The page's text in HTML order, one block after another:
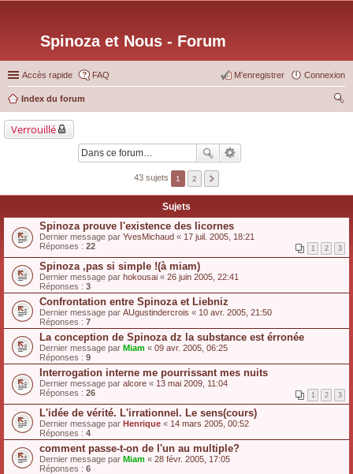
Spinoza et Nous - Forum
Accès rapide FAQ Connexion
M’enregistrer
Index du forum
Verrouillé
43 sujets 1 2
Sujets
Spinoza prouve l'existence des licornes
Dernier message par YvesMichaud « 17 juil. 2005, 18:21
Réponses : 22 1 2 3
Spinoza ,pas si simple !(à miam)
Dernier message par hokousai « 26 juin 2005, 22:41
Réponses : 3
Confrontation entre Spinoza et Liebniz
Dernier message par AUgustindercrois « 10 avr. 2005, 21:50
Réponses : 7
La conception de Spinoza dz la substance est érronée
Dernier message par Miam « 09 avr. 2005, 06:25
Réponses : 9
Interrogation interne me pourrissant mes nuits
Dernier message par alcore « 13 mai 2009, 11:04
Réponses : 26 1 2 3
L'idée de vérité. L'irrationnel. Le sens(cours)
Dernier message par Henrique « 14 mars 2005, 00:52
Réponses : 4
comment passe-t-on de l'un au multiple?
Dernier message par Miam « 28 févr. 2005, 17:05
Réponses : 6